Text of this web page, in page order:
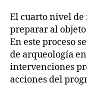
El cuarto nivel de
preparar al
En este proceso
de arqueología
intervenciones
acciones del